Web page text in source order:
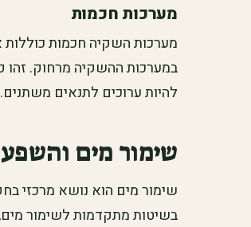
מערכות חכמות
במערכות ההשקיה מרחוק. זהו
להיות ערוכים לתנאים משתנים.
שימור מים
שימור מים הוא נושא מרכזי
בשיטות מתקדמות לשימור